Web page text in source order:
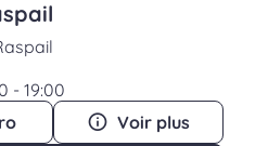
- 19:00
Voir plus